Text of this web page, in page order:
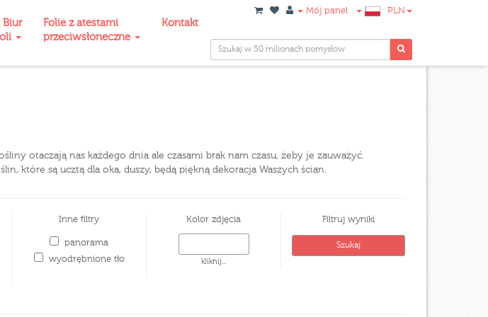
Biur
Folie z atestami
przeciwsłoneczne
Kontakt
Mój panel PLN
otaczają nas każdego dnia ale czasami brak nam czasu, żeby je zauważyć.
które są ucztą dla oka, duszy, będą piękną dekoracja Waszych ścian.
Inne filtry
panorama
wyodrębnione tło
Kolor zdjęcia
kliknij...
Filtruj wyniki